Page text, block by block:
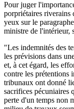
Pour juger
porpriétaires riverains
yeux sur le
ministre de l'intérieur,
"Les indemnités des
les prévisions dans
et, à cet égard, les
contre les prétentions
tribunaux ont donné
sacrifices pécuniaires
perte d'un temps non